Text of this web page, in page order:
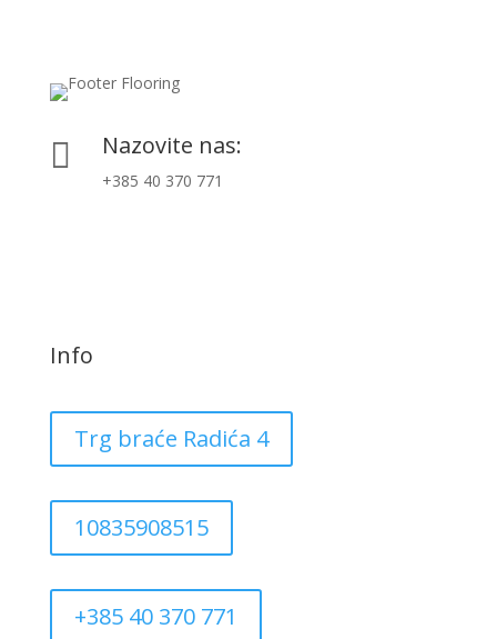
 Nazovite nas:
+385 40 370 771
Info
Trg braće Radića 4
10835908515
+385 40 370 771